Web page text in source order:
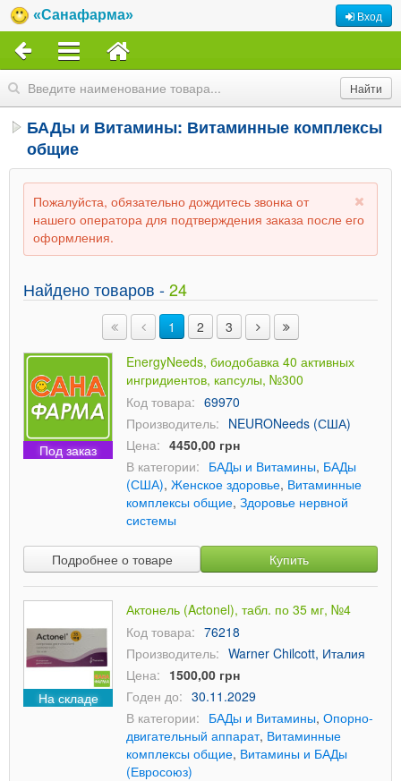
«Санафарма» Вход
БАДы и Витамины: Витаминные комплексы
общие
Пожалуйста, обязательно дождитесь звонка от
нашего оператора для подтверждения заказа после его
оформления.
Найдено товаров -24
1 2 3
Под заказ
EnergyNeeds, биодобавка 40 активных
ингридиентов, капсулы, №300
Код товара: 69970
Производитель: NEURONeeds (США)
Цена: 4450,00 грн
В категории: БАДы и Витамины, БАДы
(США), Женское здоровье, Витаминные
комплексы общие, Здоровье нервной
системы
Подробнее о товаре Купить
На складе
Актонель (Actonel), табл. по 35 мг, №4
Код товара: 76218
Производитель: Warner Chilcott, Италия
Цена: 1500,00 грн
Годен до: 30.11.2029
В категории: БАДы и Витамины, Опорно-
двигательный аппарат, Витаминные
комплексы общие, Витамины и БАДы
(Евросоюз)